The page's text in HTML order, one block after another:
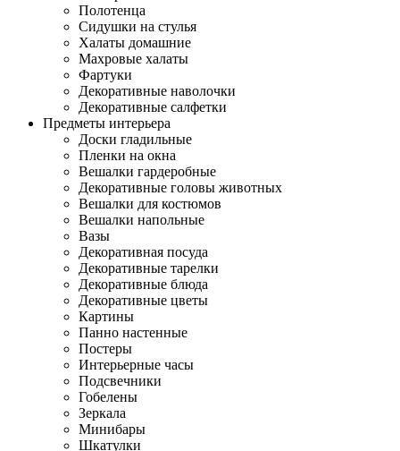
Полотенца
Сидушки на стулья
Халаты домашние
Махровые халаты
Фартуки
Декоративные наволочки
Декоративные салфетки
Предметы интерьера
Доски гладильные
Пленки на окна
Вешалки гардеробные
Декоративные головы животных
Вешалки для костюмов
Вешалки напольные
Вазы
Декоративная посуда
Декоративные тарелки
Декоративные блюда
Декоративные цветы
Картины
Панно настенные
Постеры
Интерьерные часы
Подсвечники
Гобелены
Зеркала
Минибары
Шкатулки